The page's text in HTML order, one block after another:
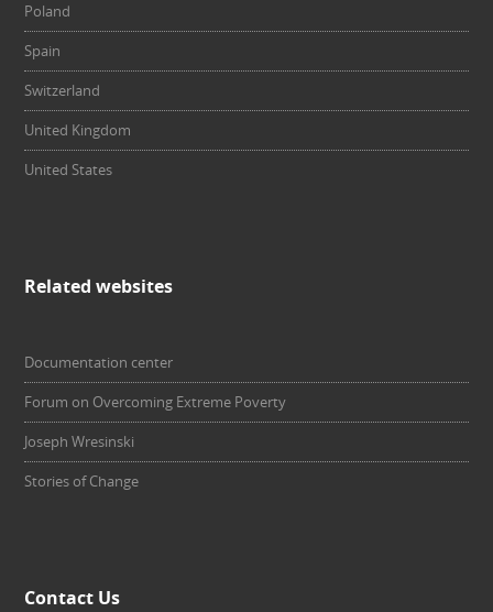
Poland
Spain
Switzerland
United Kingdom
United States
Related websites
Documentation center
Forum on Overcoming Extreme Poverty
Joseph Wresinski
Stories of Change
Contact Us